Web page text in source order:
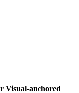
Visual-anchored